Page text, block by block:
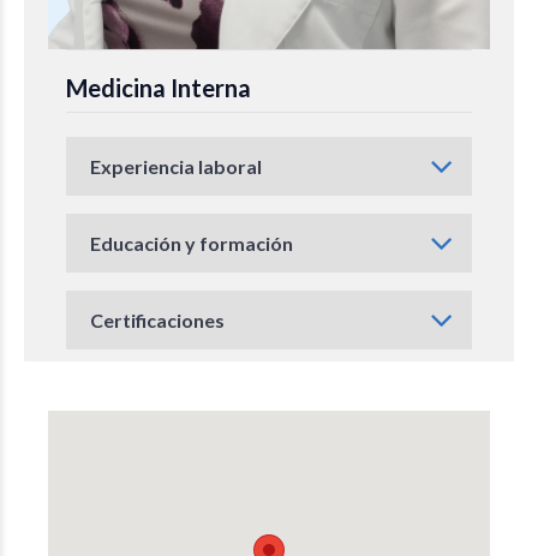
Medicina Interna
Experiencia laboral
Educación y formación
Certificaciones